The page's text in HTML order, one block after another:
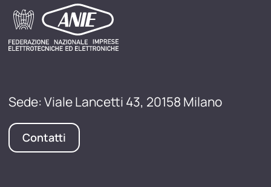
Sede: Viale Lancetti 43, 20158 Milano
Contatti